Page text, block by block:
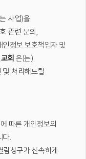
사업)을
관련 문의,
정보 보호책임자 및
회 은(는)
및 처리해드릴
따른 개인정보의
다.
청구가 신속하게